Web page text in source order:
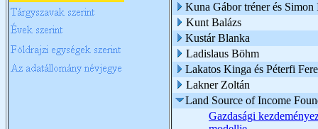
Kuna Gábor tréner és
Kunt Balázs
Kustár Blanka
Ladislaus Böhm
Lakatos Kinga és Péterfi
Lakner Zoltán
Land Source of Income
Gazdasági